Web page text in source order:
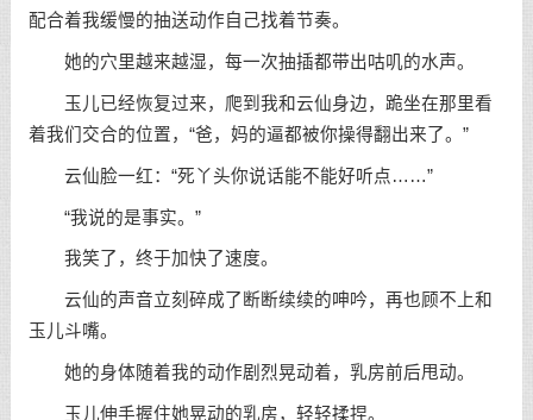
配合着我缓慢的抽送动作自己找着节奏。
她的穴里越来越湿，每一次抽插都带出咕叽的水声。
玉儿已经恢复过来，爬到我和云仙身边，跪坐在那里看
着我们交合的位置，“爸，妈的逼都被你操得翻出来了。”
云仙脸一红：“死丫头你说话能不能好听点……”
“我说的是事实。”
我笑了，终于加快了速度。
云仙的声音立刻碎成了断断续续的呻吟，再也顾不上和
玉儿斗嘴。
她的身体随着我的动作剧烈晃动着，乳房前后甩动。
玉儿伸手握住她晃动的乳房，轻轻揉捏。